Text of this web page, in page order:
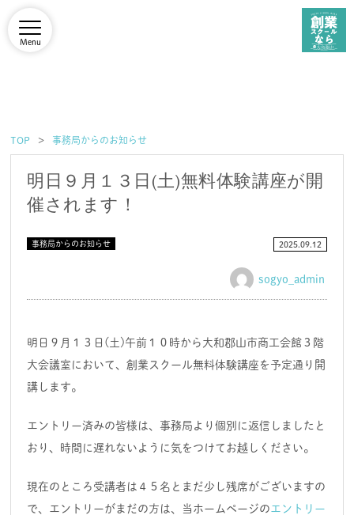
Menu
TOP 事務局からのお知らせ
明日９月１３日(土)無料体験講座が開
催されます！
事務局からのお知らせ 2025.09.12
sogyo_admin
明日９月１３日(土)午前１０時から大和郡山市商工会館３階
大会議室において、創業スクール無料体験講座を予定通り開
講します。
エントリー済みの皆様は、事務局より個別に返信しましたと
おり、時間に遅れないように気をつけてお越しください。
現在のところ受講者は４５名とまだ少し残席がございますの
で、エントリーがまだの方は、当ホームページのエントリー